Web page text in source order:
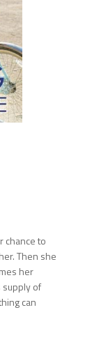
chance to
Then she
her
supply of
can